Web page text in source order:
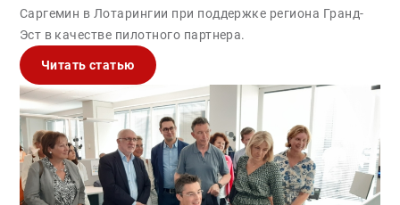
Саргемин в Лотарингии при поддержке региона Гранд-
Эст в качестве пилотного партнера.
Читать статью